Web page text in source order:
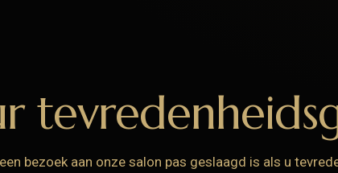
bezoek aan onze salon pas geslaagd is als u